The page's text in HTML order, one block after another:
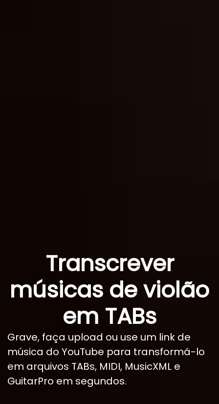
Transcrever
músicas de violão
em TABs
Grave, faça upload ou use um link de
música do YouTube para transformá-lo
em arquivos TABs, MIDI, MusicXML e
GuitarPro em segundos.